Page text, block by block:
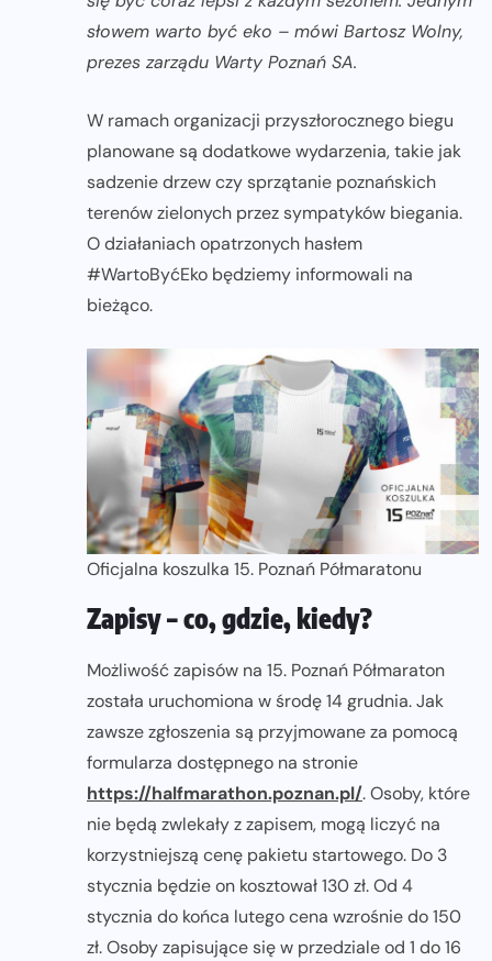
słowem warto być eko – mówi Bartosz Wolny,
prezes zarządu Warty Poznań SA.
W ramach organizacji przyszłorocznego biegu
planowane są dodatkowe wydarzenia, takie jak
sadzenie drzew czy sprzątanie poznańskich
terenów zielonych przez sympatyków biegania.
O działaniach opatrzonych hasłem
#WartoByćEko będziemy informowali na
bieżąco.
Oficjalna koszulka 15. Poznań Półmaratonu
Zapisy – co, gdzie, kiedy?
Możliwość zapisów na 15. Poznań Półmaraton
została uruchomiona w środę 14 grudnia. Jak
zawsze zgłoszenia są przyjmowane za pomocą
formularza dostępnego na stronie
https://halfmarathon.poznan.pl/. Osoby, które
nie będą zwlekały z zapisem, mogą liczyć na
korzystniejszą cenę pakietu startowego. Do 3
stycznia będzie on kosztował 130 zł. Od 4
stycznia do końca lutego cena wzrośnie do 150
zł. Osoby zapisujące się w przedziale od 1 do 16